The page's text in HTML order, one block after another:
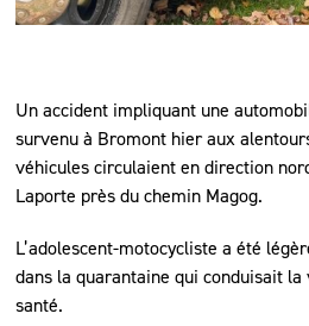
Un accident impliquant une
survenu à Bromont hier aux
véhicules circulaient en direction
Laporte près du chemin Magog.
L’adolescent-motocycliste a été
dans la quarantaine qui conduisait
santé.